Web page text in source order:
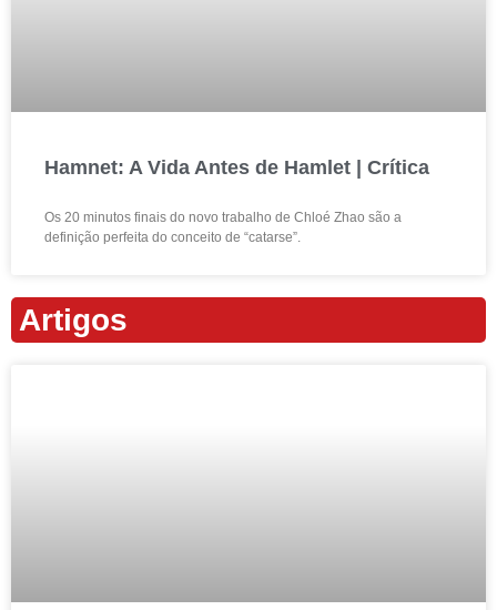
Hamnet: A Vida Antes de Hamlet | Crítica
Os 20 minutos finais do novo trabalho de Chloé Zhao são a
definição perfeita do conceito de “catarse”.
Artigos